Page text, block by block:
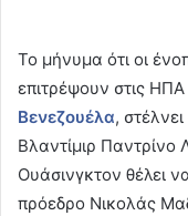
Το μήνυμα ότι οι
επιτρέψουν στις
Βενεζουέλα,
Βλαντίμιρ Παντρίνο
Ουάσινγκτον θέλει
πρόεδρο Νικολάς